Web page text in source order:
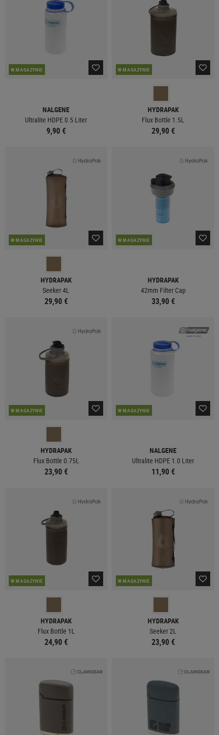
W MAGAZYNIE
NALGENE
Ultralite HDPE 0.5 Liter
9,90 €
W MAGAZYNIE
HYDRAPAK
Flux Bottle 1.5L
29,90 €
W MAGAZYNIE
HYDRAPAK
Seeker 4L
29,90 €
W MAGAZYNIE
HYDRAPAK
42mm Filter Cap
33,90 €
W MAGAZYNIE
HYDRAPAK
Flux Bottle 0.75L
23,90 €
W MAGAZYNIE
NALGENE
Ultralite HDPE 1.0 Liter
11,90 €
W MAGAZYNIE
HYDRAPAK
Flux Bottle 1L
24,90 €
W MAGAZYNIE
HYDRAPAK
Seeker 2L
23,90 €